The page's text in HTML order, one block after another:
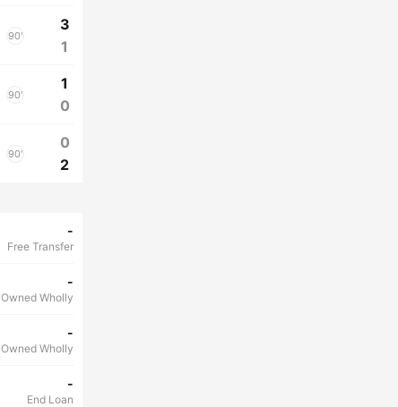
90'
3
1
90'
1
0
90'
0
2
-
Free Transfer
-
Owned Wholly
-
Owned Wholly
-
End Loan